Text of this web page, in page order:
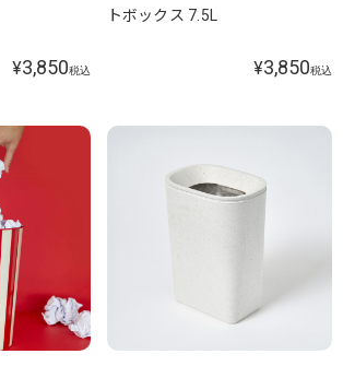
¥3,850税込
トボックス 7.5L
¥3,850税込